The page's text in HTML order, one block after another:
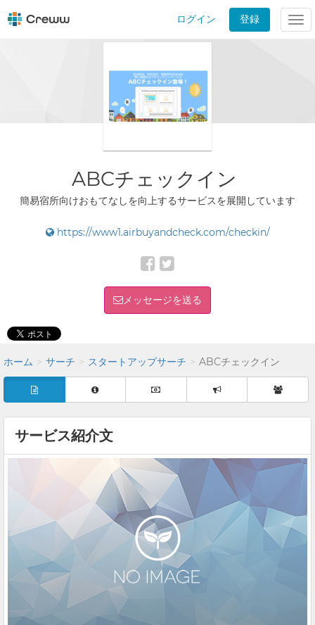
ログイン 登録
ABCチェックイン
簡易宿所向けおもてなしを向上するサービスを展開しています
https://www1.airbuyandcheck.com/checkin/
メッセージを送る
ホーム サーチ スタートアップサーチ ABCチェックイン
サービス紹介文